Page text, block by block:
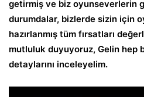
getirmiş ve biz oyunseverlerin
durumdalar, bizlerde sizin için
hazırlanmış tüm fırsatları
mutluluk duyuyoruz, Gelin hep
detaylarını inceleyelim.